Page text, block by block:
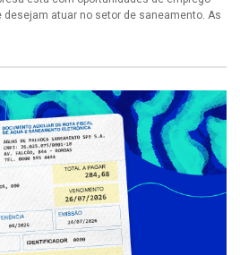
desejam atuar no setor de saneamento. As